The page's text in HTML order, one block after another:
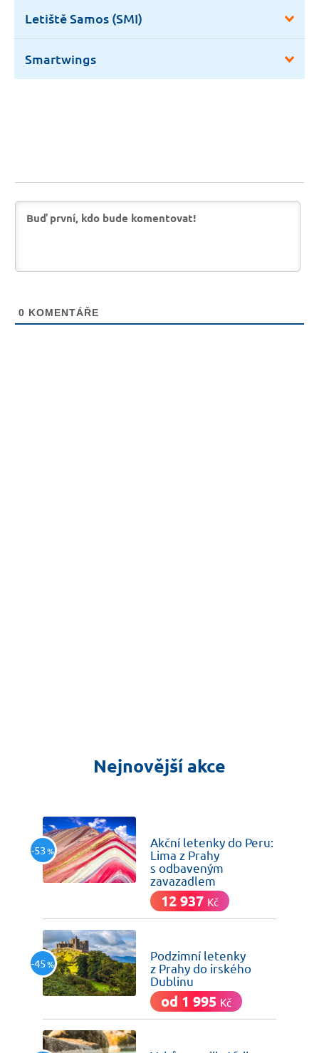
Letiště Samos (SMI)
Smartwings
0 KOMENTÁŘE
Nejnovější akce
-53%
Akční letenky do Peru:
Lima z Prahy
s odbaveným
zavazadlem
12 937 Kč
-45%
Podzimní letenky
z Prahy do irského
Dublinu
od 1 995 Kč